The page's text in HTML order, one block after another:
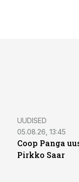
UUDISED
05.08.26, 13:45
Coop Panga
Pirkko Saar